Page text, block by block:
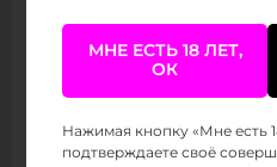
Puffmi
899 ₽
МНЕ ЕСТЬ 18 ЛЕТ,
ОК
Нажимая кнопку «Мне есть
подтверждаете своё